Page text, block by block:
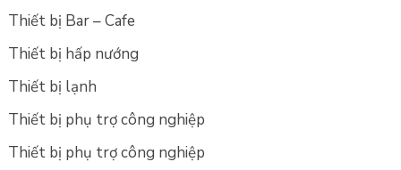
Thiết bị Bar – Cafe
Thiết bị hấp nướng
Thiết bị lạnh
Thiết bị phụ trợ công nghiệp
Thiết bị phụ trợ công nghiệp